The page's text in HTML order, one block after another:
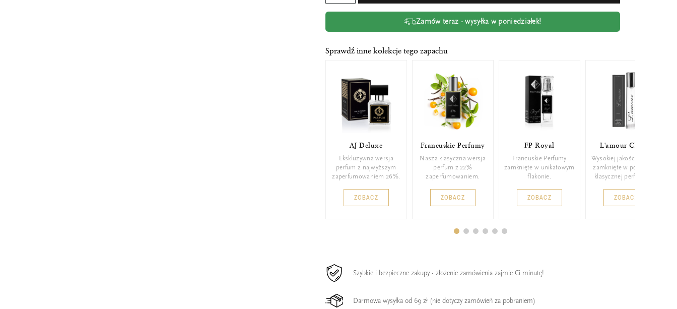
Zamów teraz - wysyłka w poniedziałek!
Sprawdź inne kolekcje tego zapachu
AJ Deluxe
Ekskluzywna wersja
perfum z najwyższym
zaperfumowaniem 26%.
ZOBACZ
Francuskie Perfumy
Nasza klasyczna wersja
perfum z 22%
zaperfumowaniem.
ZOBACZ
FP Royal
Francuskie Perfumy
zamknięte w unikatowym
flakonie.
ZOBACZ
L'amour Classic
Wysokiej jakości perfumy
zamknięte w poręcznej,
klasycznej perfumetce.
ZOBACZ
Szybkie i bezpieczne zakupy - złożenie zamówienia zajmie Ci minutę!
Darmowa wysyłka od 69 zł (nie dotyczy zamówień za pobraniem)